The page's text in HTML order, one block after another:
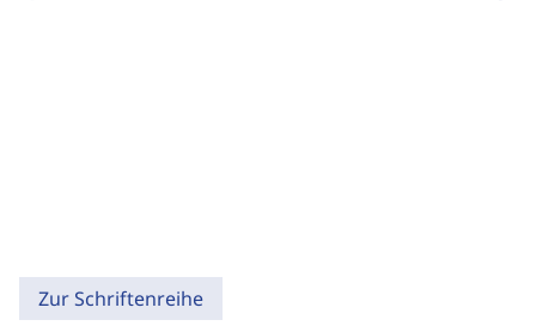
Zur Schriftenreihe